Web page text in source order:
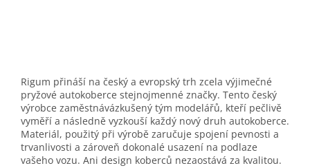
Rigum přináší na český a evropský trh zcela výjimečné
pryžové autokoberce stejnojmenné značky. Tento český
výrobce zaměstnávázkušený tým modelářů, kteří pečlivě
vyměří a následně vyzkouší každý nový druh autokoberce.
Materiál, použitý při výrobě zaručuje spojení pevnosti a
trvanlivosti a zároveň dokonalé usazení na podlaze
vašeho vozu. Ani design koberců nezaostává za kvalitou.